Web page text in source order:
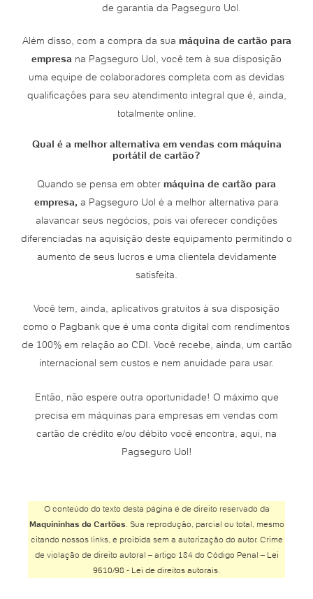
de garantia da Pagseguro Uol.
Além disso, com a compra da sua máquina de cartão para
empresa na Pagseguro Uol, você tem à sua disposição
uma equipe de colaboradores completa com as devidas
qualificações para seu atendimento integral que é, ainda,
totalmente online.
Qual é a melhor alternativa em vendas com máquina
portátil de cartão?
Quando se pensa em obter máquina de cartão para
empresa, a Pagseguro Uol é a melhor alternativa para
alavancar seus negócios, pois vai oferecer condições
diferenciadas na aquisição deste equipamento permitindo o
aumento de seus lucros e uma clientela devidamente
satisfeita.
Você tem, ainda, aplicativos gratuitos à sua disposição
como o Pagbank que é uma conta digital com rendimentos
de 100% em relação ao CDI. Você recebe, ainda, um cartão
internacional sem custos e nem anuidade para usar.
Então, não espere outra oportunidade! O máximo que
precisa em máquinas para empresas em vendas com
cartão de crédito e/ou débito você encontra, aqui, na
Pagseguro Uol!
O conteúdo do texto desta página é de direito reservado da
Maquininhas de Cartões . Sua reprodução, parcial ou total, mesmo
citando nossos links, é proibida sem a autorização do autor. Crime
de violação de direito autoral – artigo 184 do Código Penal – Lei
9610/98 - Lei de direitos autorais